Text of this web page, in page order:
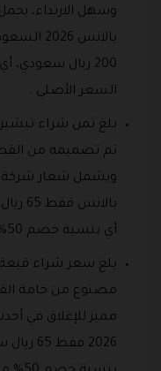
وسهل الارتداء،
السعر الأصلي .
بلغ ثمن شراء
تم تصميمه من
ويشمل شعار شركة
أي بنسبة خصم 50% من السعر الأصلي .
بلغ سعر شراء
مصنوع من خامة
مميز للإغلاق في